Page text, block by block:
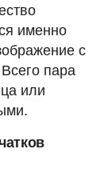
именно
с
пара
или